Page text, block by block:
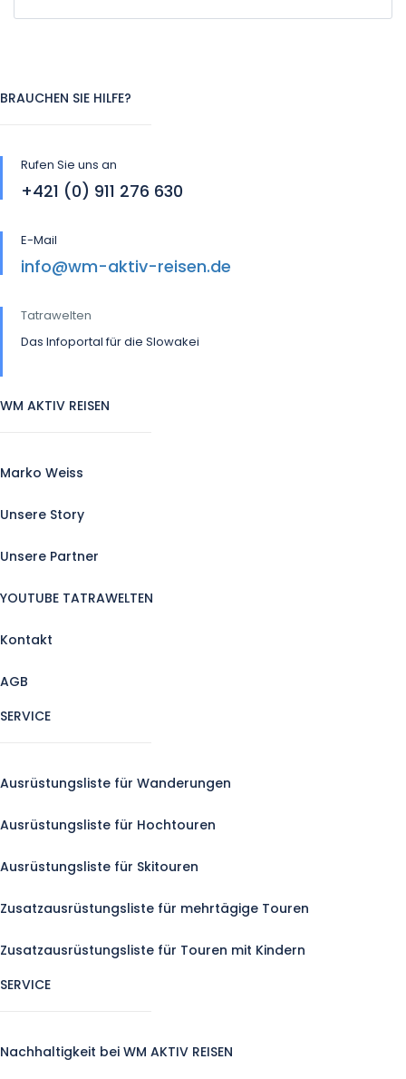
BRAUCHEN SIE HILFE?
Rufen Sie uns an
+421 (0) 911 276 630
E-Mail
info@wm-aktiv-reisen.de
Tatrawelten
Das Infoportal für die Slowakei
WM AKTIV REISEN
Marko Weiss
Unsere Story
Unsere Partner
YOUTUBE TATRAWELTEN
Kontakt
AGB
SERVICE
Ausrüstungsliste für Wanderungen
Ausrüstungsliste für Hochtouren
Ausrüstungsliste für Skitouren
Zusatzausrüstungsliste für mehrtägige Touren
Zusatzausrüstungsliste für Touren mit Kindern
SERVICE
Nachhaltigkeit bei WM AKTIV REISEN